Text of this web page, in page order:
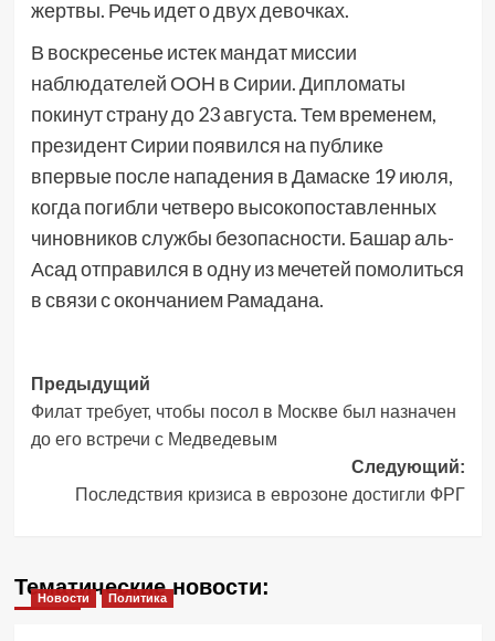
жертвы. Речь идет о двух девочках.
В воскресенье истек мандат миссии
наблюдателей ООН в Сирии. Дипломаты
покинут страну до 23 августа. Тем временем,
президент Сирии появился на публике
впервые после нападения в Дамаске 19 июля,
когда погибли четверо высокопоставленных
чиновников службы безопасности. Башар аль-
Асад отправился в одну из мечетей помолиться
в связи с окончанием Рамадана.
Навигация
записи
Предыдущий
Филат требует, чтобы посол в Москве был назначен
до его встречи с Медведевым
Следующий:
Последствия кризиса в еврозоне достигли ФРГ
Тематические новости:
Новости Политика